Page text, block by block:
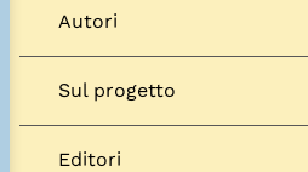
Autori
Sul progetto
Editori